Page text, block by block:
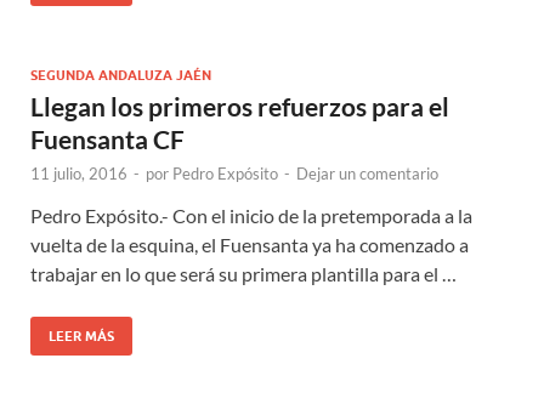
SEGUNDA ANDALUZA JAÉN
Llegan los primeros refuerzos para el
Fuensanta CF
11 julio, 2016 - por Pedro Expósito - Dejar un comentario
Pedro Expósito.- Con el inicio de la pretemporada a la
vuelta de la esquina, el Fuensanta ya ha comenzado a
trabajar en lo que será su primera plantilla para el …
LEER MÁS